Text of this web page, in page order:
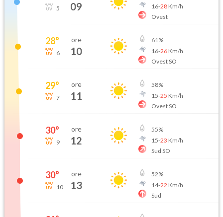
5 09
16-28Km/h
Ovest
28°
6
ore
10
61%
16-26Km/h
Ovest SO
29°
7
ore
11
58%
15-25 Km/h
Ovest SO
30°
9
ore
12
55%
15-23 Km/h
Sud SO
30°
10
ore
13
52%
14-22 Km/h
Sud